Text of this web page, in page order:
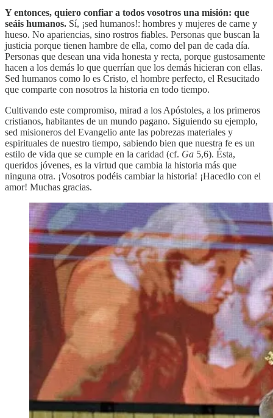
Y entonces, quiero confiar a todos vosotros una misión: que
seáis humanos. Sí, ¡sed humanos!: hombres y mujeres de carne y
hueso. No apariencias, sino rostros fiables. Personas que buscan la
justicia porque tienen hambre de ella, como del pan de cada día.
Personas que desean una vida honesta y recta, porque gustosamente
hacen a los demás lo que querrían que los demás hicieran con ellas.
Sed humanos como lo es Cristo, el hombre perfecto, el Resucitado
que comparte con nosotros la historia en todo tiempo.
Cultivando este compromiso, mirad a los Apóstoles, a los primeros
cristianos, habitantes de un mundo pagano. Siguiendo su ejemplo,
sed misioneros del Evangelio ante las pobrezas materiales y
espirituales de nuestro tiempo, sabiendo bien que nuestra fe es un
estilo de vida que se cumple en la caridad (cf. Ga 5,6). Ésta,
queridos jóvenes, es la virtud que cambia la historia más que
ninguna otra. ¡Vosotros podéis cambiar la historia! ¡Hacedlo con el
amor! Muchas gracias.